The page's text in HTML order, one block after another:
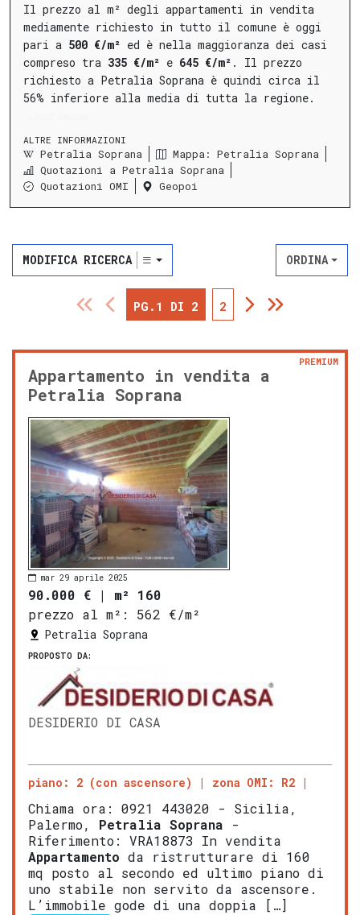
Il prezzo al m² degli appartamenti in vendita
mediamente richiesto in tutto il comune è oggi
pari a 500 €/m² ed è nella maggioranza dei casi
compreso tra 335 €/m² e 645 €/m² . Il prezzo
richiesto a Petralia Soprana è quindi circa il
56% inferiore alla media di tutta la regione.
ALTRE INFORMAZIONI
Petralia Soprana
Mappa: Petralia Soprana
Quotazioni a Petralia Soprana
Quotazioni OMI
Geopoi
MODIFICA RICERCA ORDINA
PG.1 DI 2 2
Appartamento in vendita a
Petralia Soprana
PREMIUM
mar 29 aprile 2025
90.000 € | m² 160
prezzo al m²:
562 €/m²
Petralia Soprana
PROPOSTO DA:
DESIDERIO DI CASA
piano: 2 (con ascensore) zona OMI: R2
Chiama ora: 0921 443020 - Sicilia,
Palermo, Petralia Soprana -
Riferimento: VRA18873 In vendita
Appartamento da ristrutturare di 160
mq posto al secondo ed ultimo piano di
uno stabile non servito da ascensore.
L’immobile gode di una doppia […]